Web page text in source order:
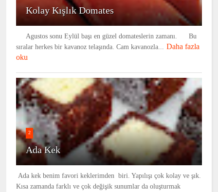
Kolay Kışlık Domates
Agustos sonu Eylül başı en güzel domateslerin zamanı. Bu
sıralar herkes bir kavanoz telaşında. Cam kavanozla... Daha fazla
oku
2
Ada Kek
Ada kek benim favori keklerimden biri. Yapılışı çok kolay ve şık.
Kısa zamanda farklı ve çok değişik sunumlar da oluşturmak